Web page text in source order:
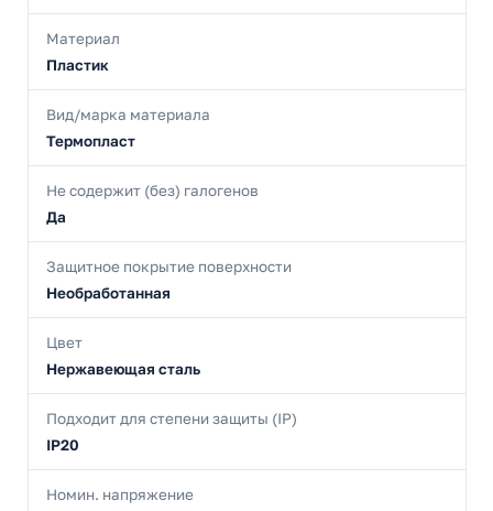
Материал
Пластик
Вид/марка материала
Термопласт
Не содержит (без) галогенов
Да
Защитное покрытие поверхности
Необработанная
Цвет
Нержавеющая сталь
Подходит для степени защиты (IP)
IP20
Номин. напряжение